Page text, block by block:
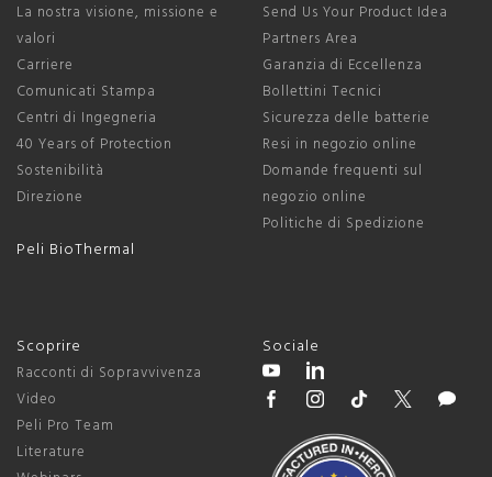
La nostra visione, missione e
valori
Carriere
Comunicati Stampa
Centri di Ingegneria
40 Years of Protection
Sostenibilità
Direzione
Peli BioThermal
Send Us Your Product Idea
Partners Area
Garanzia di Eccellenza
Bollettini Tecnici
Sicurezza delle batterie
Resi in negozio online
Domande frequenti sul
negozio online
Politiche di Spedizione
Scoprire
Racconti di Sopravvivenza
Video
Peli Pro Team
Literature
Sociale